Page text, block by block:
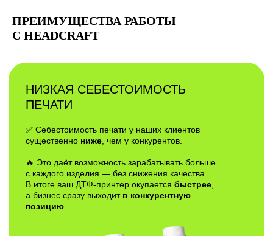
ПРЕИМУЩЕСТВА РАБОТЫ
С HEADCRAFT
БЕСПЛАТНЫЙ ГАЙД
"ТОП 5 ОШИБОК ПРИ
ВЫБОРЕ DTF ПРИНТЕРА"
ВВЕДИ ДАННЫЕ И ГАЙД ПРИДЕТ